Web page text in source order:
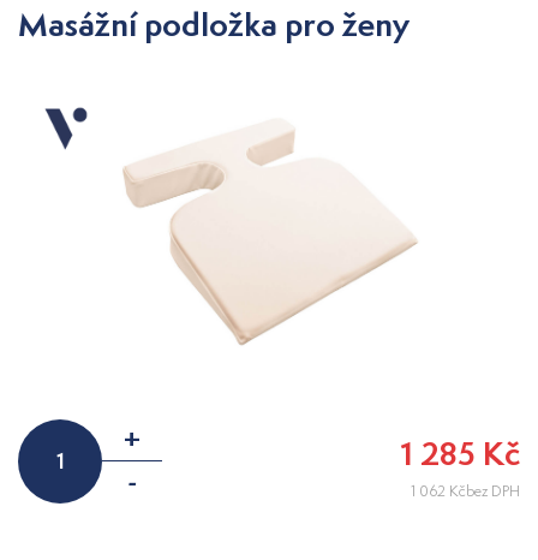
Masážní podložka pro ženy
+
-
1 285 Kč
1 062 Kčbez DPH